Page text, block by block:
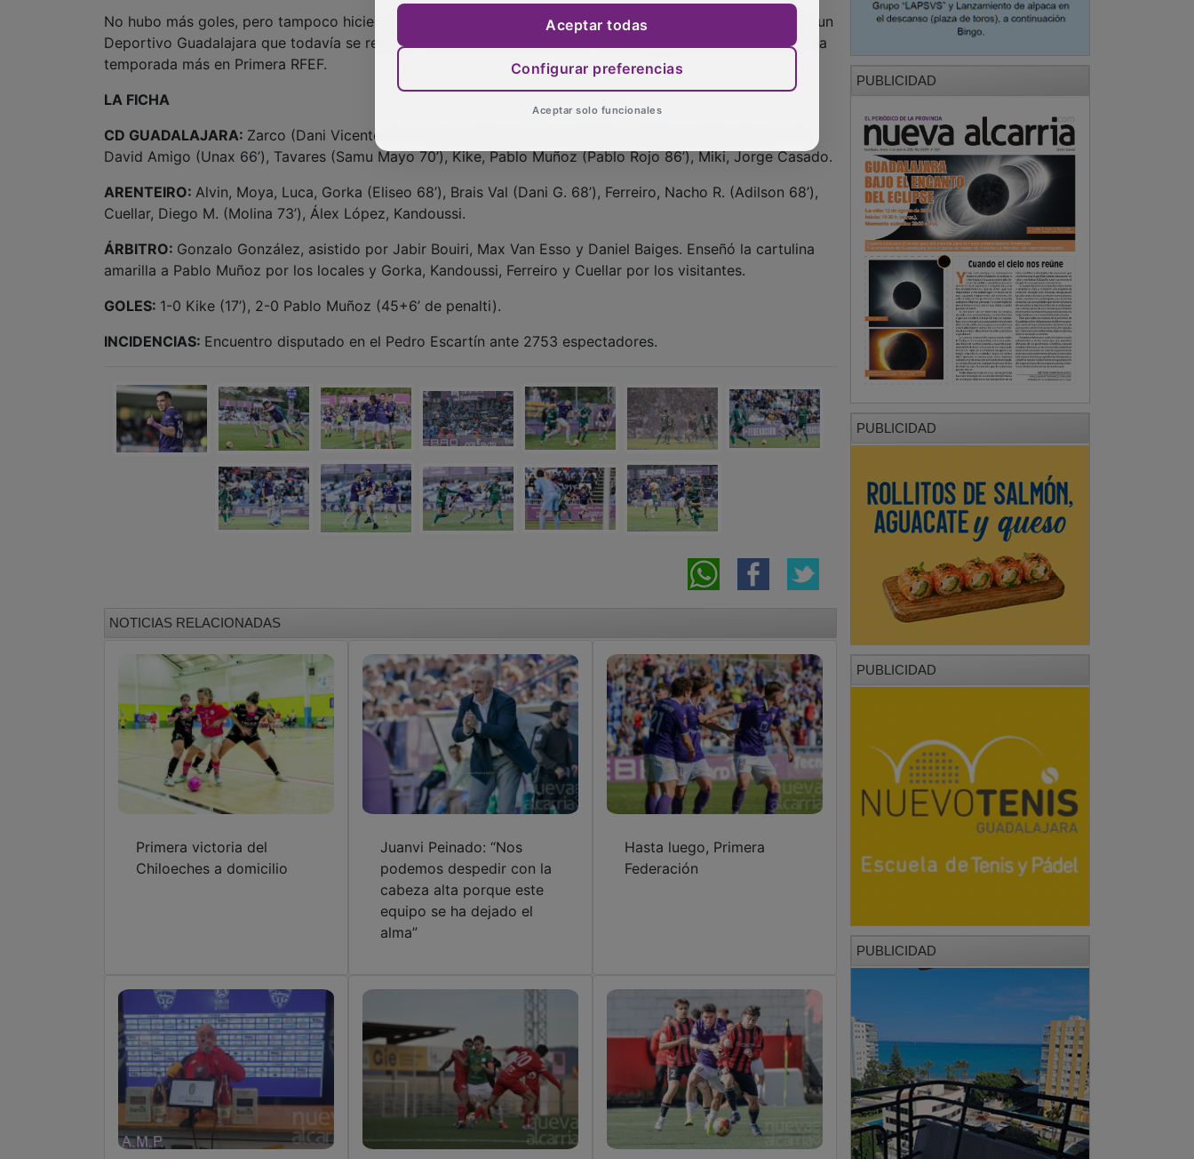
No hubo más goles, pero tampoco hicieron falta. El pitido final confirmó una victoria imprescindible para un
Deportivo Guadalajara que todavía se resiste a rendirse y que mantiene viva la esperanza de continuar una
temporada más en Primera RFEF.
LA FICHA
CD GUADALAJARA: Zarco (Dani Vicente 70’), Lucas, Ablanque, Dani Gallardo, Neskes (Guille Perero 70’),
David Amigo (Unax 66’), Tavares (Samu Mayo 70’), Kike, Pablo Muñoz (Pablo Rojo 86’), Miki, Jorge Casado.
ARENTEIRO: Alvin, Moya, Luca, Gorka (Eliseo 68’), Brais Val (Dani G. 68’), Ferreiro, Nacho R. (Adilson 68’),
Cuellar, Diego M. (Molina 73’), Álex López, Kandoussi.
ÁRBITRO: Gonzalo González, asistido por Jabir Bouiri, Max Van Esso y Daniel Baiges. Enseñó la cartulina
amarilla a Pablo Muñoz por los locales y Gorka, Kandoussi, Ferreiro y Cuellar por los visitantes.
GOLES: 1-0 Kike (17’), 2-0 Pablo Muñoz (45+6’ de penalti).
INCIDENCIAS: Encuentro disputado en el Pedro Escartín ante 2753 espectadores.
NOTICIAS RELACIONADAS
Primera victoria del
Chiloeches a domicilio
Juanvi Peinado: “Nos
podemos despedir con la
cabeza alta porque este
equipo se ha dejado el
alma”
Hasta luego, Primera
Federación
PUBLICIDAD
PUBLICIDAD
PUBLICIDAD
PUBLICIDAD
Aceptar todas
Configurar preferencias
Aceptar solo funcionales